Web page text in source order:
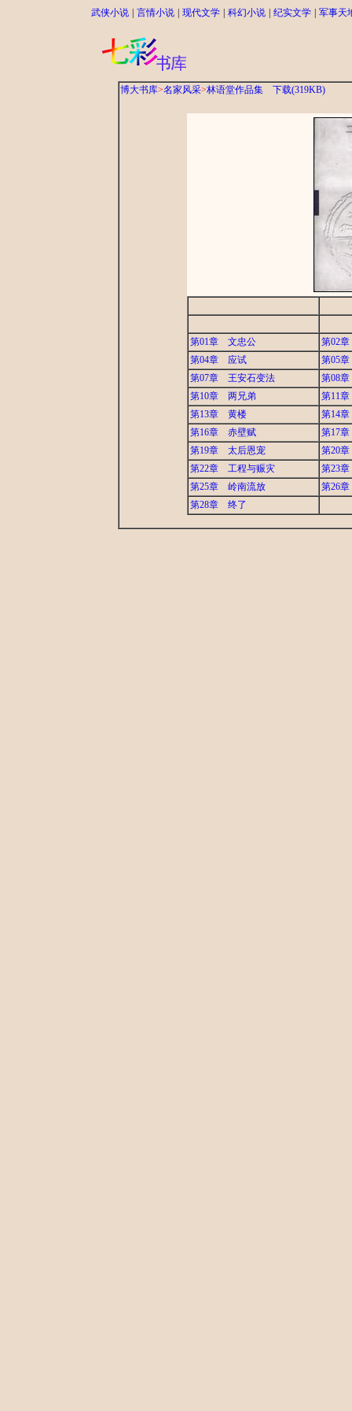
武侠小说 言情小说 现代文学 科幻小说 纪实文学 军事天
博大书库>名家风采>林语堂作品集 下载(319KB)
第01章 文忠公
第02
第04章 应试
第05
第07章 王安石变法
第08
第10章 两兄弟
第11
第13章 黄楼
第14
第16章 赤壁赋
第17
第19章 太后恩宠
第20
第22章 工程与赈灾
第23
第25章 岭南流放
第26
第28章 终了